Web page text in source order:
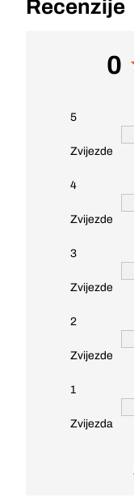
Recenzije
0
5
Zvijezde
4
Zvijezde
3
Zvijezde
2
Zvijezde
1
Zvijezda